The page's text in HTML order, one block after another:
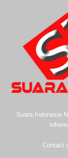
Suara Indonesia
Contact